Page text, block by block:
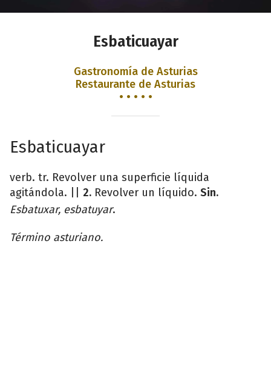
Esbaticuayar
Gastronomía de Asturias
Restaurante de Asturias
• • • • •
Esbaticuayar
verb. tr. Revolver una superficie líquida
agitándola. || 2. Revolver un líquido. Sin.
Esbatuxar, esbatuyar.
Término asturiano.